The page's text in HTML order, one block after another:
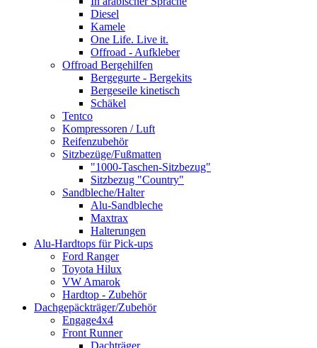
Diesel
Kamele
One Life. Live it.
Offroad - Aufkleber
Offroad Bergehilfen
Bergegurte - Bergekits
Bergeseile kinetisch
Schäkel
Tentco
Kompressoren / Luft
Reifenzubehör
Sitzbezüge/Fußmatten
"1000-Taschen-Sitzbezug"
Sitzbezug "Country"
Sandbleche/Halter
Alu-Sandbleche
Maxtrax
Halterungen
Alu-Hardtops für Pick-ups
Ford Ranger
Toyota Hilux
VW Amarok
Hardtop - Zubehör
Dachgepäckträger/Zubehör
Engage4x4
Front Runner
Dachträger